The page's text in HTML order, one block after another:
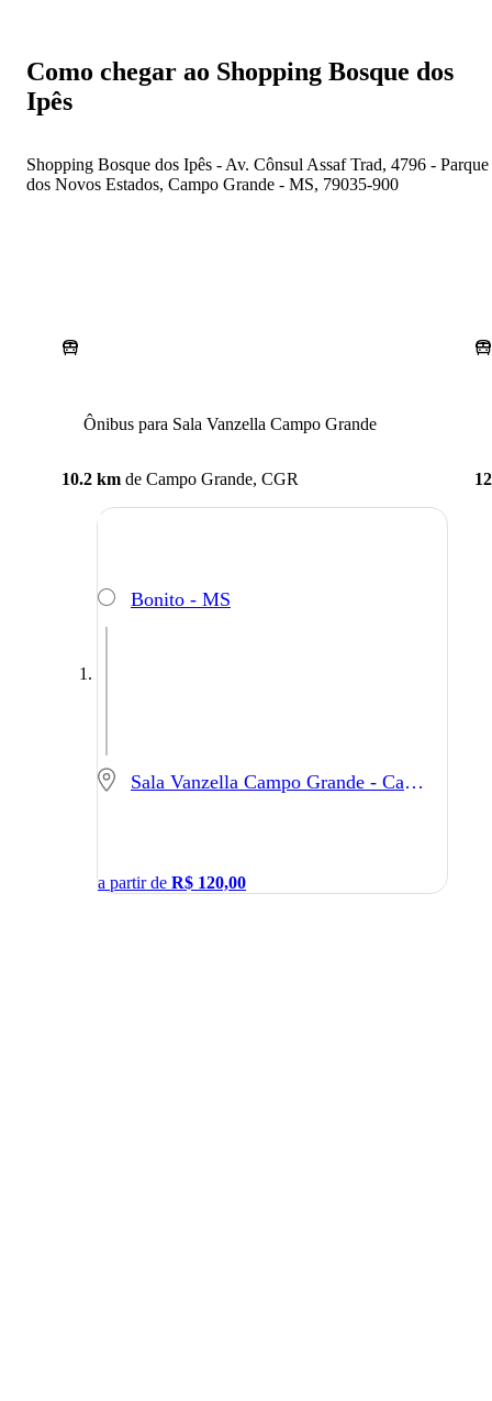
Como chegar ao Shopping Bosque dos
Ipês
Shopping Bosque dos Ipês - Av. Cônsul Assaf Trad, 4796 - Parque
dos Novos Estados, Campo Grande - MS, 79035-900
Ônibus para Sala Vanzella Campo Grande
10.2 km de Campo Grande, CGR
Bonito - MS
Sala Vanzella Campo Grande - Campo Grande - MS
a partir de R$ 120,00